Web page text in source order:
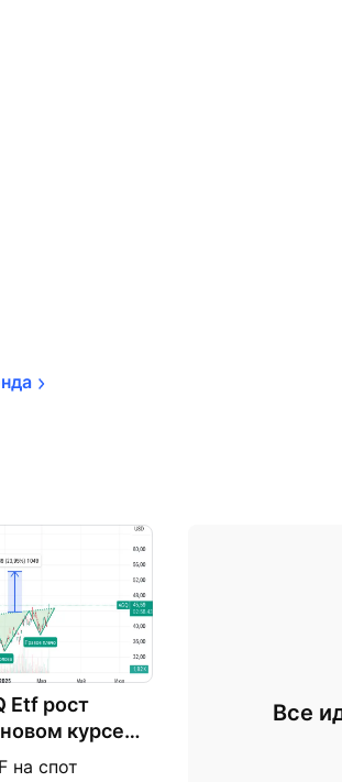
Etf рост
курсе
на спот
Все